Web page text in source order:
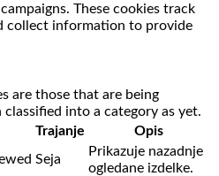
These cookies track
collect information to provide
are those that are being
into a category as yet.
Trajanje
Opis
Seja
Prikazuje nazadnje
ogledane izdelke.